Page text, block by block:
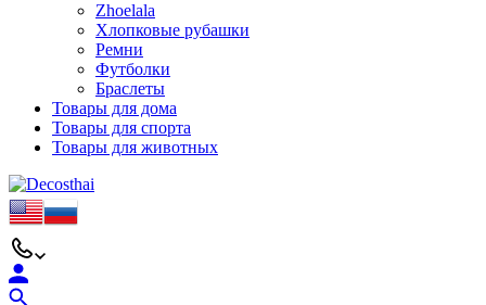
Zhoelala
Хлопковые рубашки
Ремни
Футболки
Браслеты
Товары для дома
Товары для спорта
Товары для животных